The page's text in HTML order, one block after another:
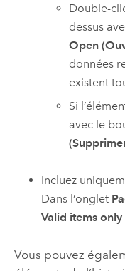
Double-
dessus
Open
données
existent
Si
avec le
Incluez
Dans l’onglet
Valid items
Vous pouvez